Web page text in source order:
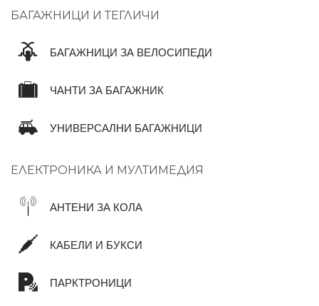
БАГАЖНИЦИ И ТЕГЛИЧИ
БАГАЖНИЦИ ЗА ВЕЛОСИПЕДИ
ЧАНТИ ЗА БАГАЖНИК
УНИВЕРСАЛНИ БАГАЖНИЦИ
ЕЛЕКТРОНИКА И МУЛТИМЕДИЯ
АНТЕНИ ЗА КОЛА
КАБЕЛИ И БУКСИ
ПАРКТРОНИЦИ